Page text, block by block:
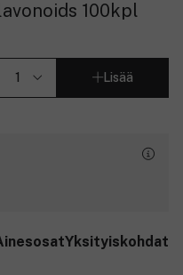
100kpl
Lisää
Yksityiskohdat